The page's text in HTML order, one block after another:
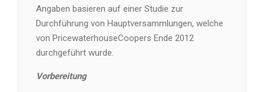
Angaben basieren auf einer Studie zur
Durchführung von Hauptversammlungen, welche
von PricewaterhouseCoopers Ende 2012
durchgeführt wurde.
Vorbereitung